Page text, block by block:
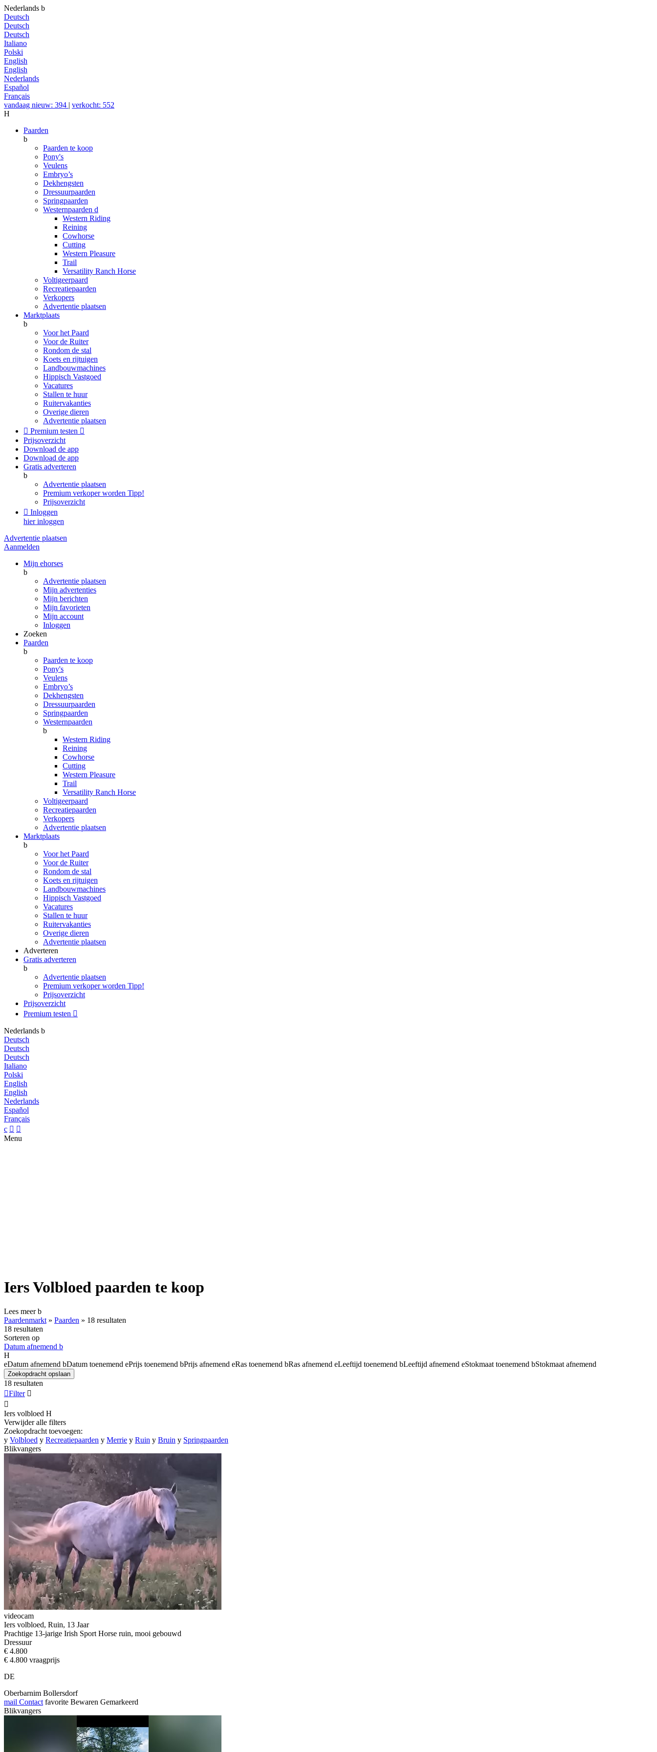
Nederlands b
Deutsch
Deutsch
Deutsch
Italiano
Polski
English
English
Nederlands
Español
Français
vandaag nieuw: 394 | verkocht: 552
H
Paarden
b
Paarden te koop
Pony's
Veulens
Embryo’s
Dekhengsten
Dressuurpaarden
Springpaarden
Westernpaarden d
Western Riding
Reining
Cowhorse
Cutting
Western Pleasure
Trail
Versatility Ranch Horse
Voltigeerpaard
Recreatiepaarden
Verkopers
Advertentie plaatsen
Marktplaats
b
Voor het Paard
Voor de Ruiter
Rondom de stal
Koets en rijtuigen
Landbouwmachines
Hippisch Vastgoed
Vacatures
Stallen te huur
Ruitervakanties
Overige dieren
Advertentie plaatsen
 Premium testen 
Prijsoverzicht
Download de app
Download de app
Gratis adverteren
b
Advertentie plaatsen
Premium verkoper worden Tipp!
Prijsoverzicht
 Inloggen
hier inloggen
Advertentie plaatsen
Aanmelden
Mijn ehorses
b
Advertentie plaatsen
Mijn advertenties
Mijn berichten
Mijn favorieten
Mijn account
Inloggen
Zoeken
Paarden
b
Paarden te koop
Pony's
Veulens
Embryo’s
Dekhengsten
Dressuurpaarden
Springpaarden
Westernpaarden
b
Western Riding
Reining
Cowhorse
Cutting
Western Pleasure
Trail
Versatility Ranch Horse
Voltigeerpaard
Recreatiepaarden
Verkopers
Advertentie plaatsen
Marktplaats
b
Voor het Paard
Voor de Ruiter
Rondom de stal
Koets en rijtuigen
Landbouwmachines
Hippisch Vastgoed
Vacatures
Stallen te huur
Ruitervakanties
Overige dieren
Advertentie plaatsen
Adverteren
Gratis adverteren
b
Advertentie plaatsen
Premium verkoper worden Tipp!
Prijsoverzicht
Prijsoverzicht
Premium testen 
Nederlands b
Deutsch
Deutsch
Deutsch
Italiano
Polski
English
English
Nederlands
Español
Français
c  
Menu
Iers Volbloed paarden te koop
Lees meerb
Paardenmarkt » Paarden » 18 resultaten
18 resultaten
Sorteren op
Datum afnemend b
H
eDatum afnemend bDatum toenemend ePrijs toenemend bPrijs afnemend eRas toenemend bRas afnemend eLeeftijd toenemend bLeeftijd afnemend eStokmaat toenemend bStokmaat afnemend
Zoekopdracht opslaan
18 resultaten
Filter 

Iers volbloed H
Verwijder alle filters
Zoekopdracht toevoegen:
y Volbloed y Recreatiepaarden y Merrie y Ruin y Bruin y Springpaarden
Blikvangers
videocam
Iers volbloed, Ruin, 13 Jaar
Prachtige 13-jarige Irish Sport Horse ruin, mooi gebouwd
Dressuur
€ 4.800
€ 4.800 vraagprijs
DE
Oberbarnim Bollersdorf
mail Contact favorite Bewaren Gemarkeerd
Blikvangers